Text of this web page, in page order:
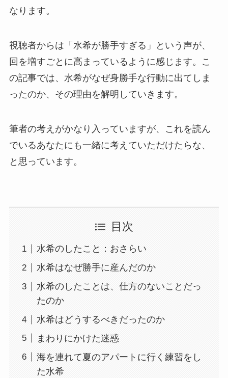
なります。
視聴者からは「水希が勝手すぎる」という声が、
回を増すごとに高まっているように感じます。こ
の記事では、水希がなぜ身勝手な行動に出てしま
ったのか、その理由を解明していきます。
筆者の考えがかなり入っていますが、これを読ん
でいるあなたにも一緒に考えていただけたらな、
と思っています。
目次
水希のしたこと：おさらい
水希はなぜ勝手に産んだのか
水希のしたことは、仕方のないことだっ
たのか
水希はどうするべきだったのか
まわりにかけた迷惑
海を連れて夏のアパートに行く練習をし
た水希